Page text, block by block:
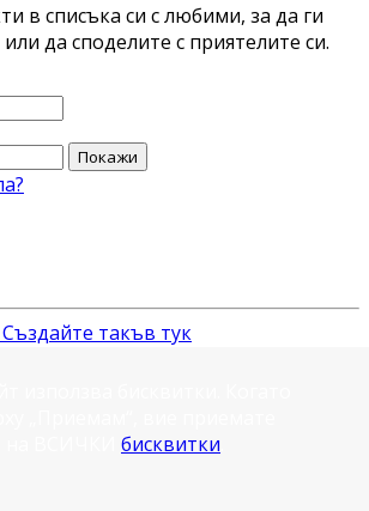
в списъка си с любими, за да ги
да споделите с приятелите си.
Покажи
такъв тук
бисквитки